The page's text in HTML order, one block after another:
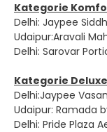
Kategorie
Delhi: Jaypee
Udaipur:Aravali
Delhi: Sarovar
Kategorie
Delhi:Jaypee
Udaipur: Ramada
Delhi: Pride Plaza